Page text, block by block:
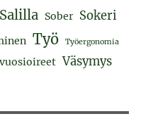
Salilla Sober Sokeri
Työ Työergonomia
Väsymys